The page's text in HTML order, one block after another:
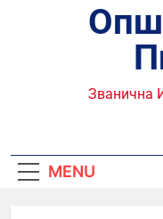
Званична
MENU